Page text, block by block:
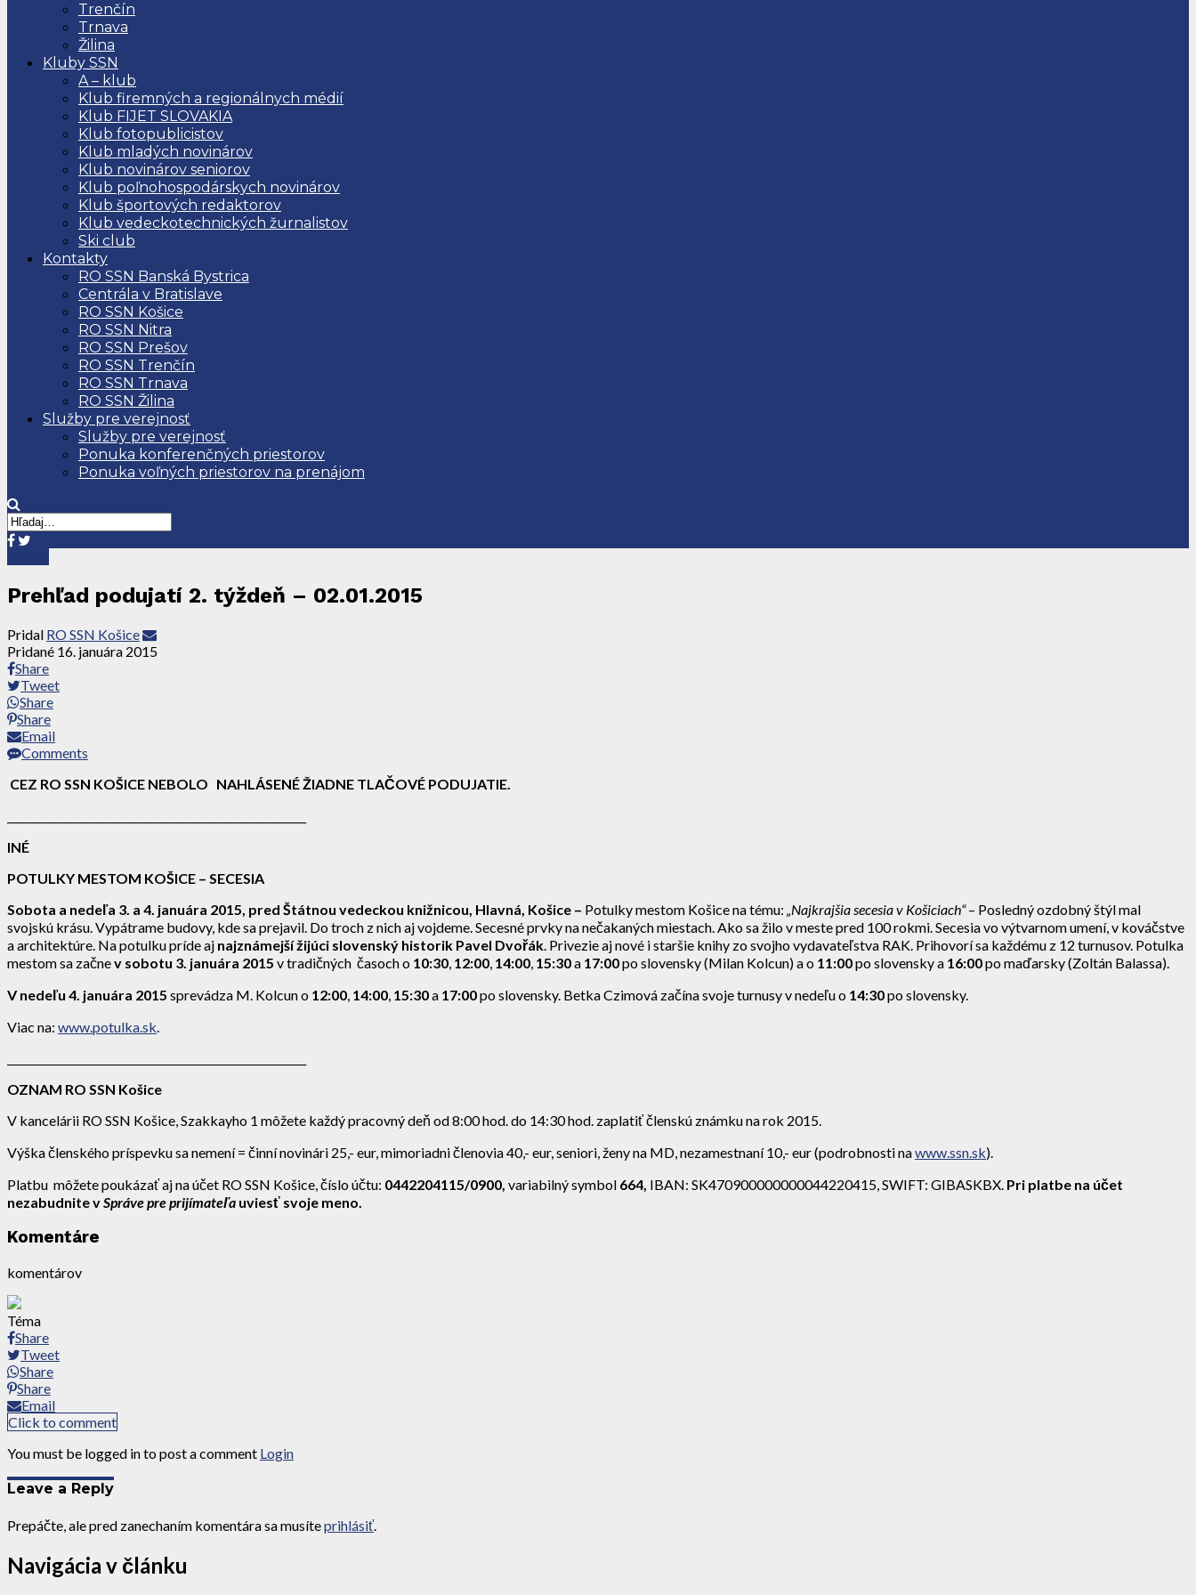
Trenčín
Trnava
Žilina
Kluby SSN
A – klub
Klub firemných a regionálnych médií
Klub FIJET SLOVAKIA
Klub fotopublicistov
Klub mladých novinárov
Klub novinárov seniorov
Klub poľnohospodárskych novinárov
Klub športových redaktorov
Klub vedeckotechnických žurnalistov
Ski club
Kontakty
RO SSN Banská Bystrica
Centrála v Bratislave
RO SSN Košice
RO SSN Nitra
RO SSN Prešov
RO SSN Trenčín
RO SSN Trnava
RO SSN Žilina
Služby pre verejnosť
Služby pre verejnosť
Ponuka konferenčných priestorov
Ponuka voľných priestorov na prenájom
Prehľad podujatí 2. týždeň – 02.01.2015
Pridal RO SSN Košice
Pridané 16. januára 2015
Share
Tweet
Share
Share
Email
Comments
CEZ RO SSN KOŠICE NEBOLO NAHLÁSENÉ ŽIADNE TLAČOVÉ PODUJATIE.
INÉ
POTULKY MESTOM KOŠICE – SECESIA
Sobota a nedeľa 3. a 4. januára 2015, pred Štátnou vedeckou knižnicou, Hlavná, Košice – Potulky mestom Košice na tému: „Najkrajšia secesia v Košiciach“– Posledný ozdobný štýl mal
svojskú krásu. Vypátrame budovy, kde sa prejavil. Do troch z nich aj vojdeme. Secesné prvky na nečakaných miestach. Ako sa žilo v meste pred 100 rokmi. Secesia vo výtvarnom umení, v kováčstve
a architektúre. Na potulku príde aj najznámejší žijúci slovenský historik Pavel Dvořák . Privezie aj nové i staršie knihy zo svojho vydavateľstva RAK. Prihovorí sa každému z 12 turnusov. Potulka
mestom sa začnev sobotu 3. januára 2015 v tradičných časoch o 10:30 12:00 14:00 15:30a 17:00po slovensky (Milan Kolcun) a o 11:00po slovensky a 16:00po maďarsky (Zoltán Balassa).
V nedeľu 4. januára 2015 sprevádza M. Kolcun o 12:00 14:00 15:30a 17:00po slovensky. Betka Czimová začína svoje turnusy v nedeľu o 14:30po slovensky.
Viac na: www.potulka.sk
OZNAM RO SSN Košice
V kancelárii RO SSN Košice, Szakkayho 1 môžete každý pracovný deň od 8:00 hod. do 14:30 hod. zaplatiť členskú známku na rok 2015.
Výška členského príspevku sa nemení = činní novinári 25,- eur, mimoriadni členovia 40,- eur, seniori, ženy na MD, nezamestnaní 10,- eur (podrobnosti nawww.ssn.sk).
Platbu môžete poukázať aj na účet RO SSN Košice, číslo účtu: 0442204115/0900, variabilný symbol 664, IBAN: SK470900000000044220415, SWIFT: GIBASKBX. Pri platbe na účet
nezabudnite vSpráve pre prijímateľa uviesť svoje meno.
Komentáre
komentárov
Téma
Share
Tweet
Share
Share
Email
Click to comment
You must be logged in to post a comment Login
Leave a Reply
Prepáčte, ale pred zanechaním komentára sa musíteprihlásiť.
Navigácia v článku